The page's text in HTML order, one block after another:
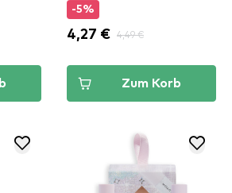
-5%
4,27 € 4,49 €
Zum Korb